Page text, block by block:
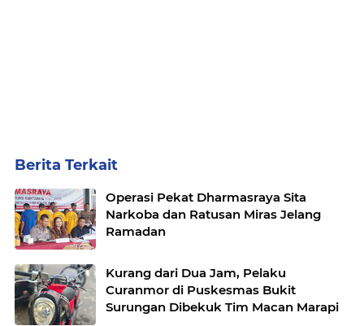
Berita Terkait
Operasi Pekat Dharmasraya Sita
Narkoba dan Ratusan Miras Jelang
Ramadan
Kurang dari Dua Jam, Pelaku
Curanmor di Puskesmas Bukit
Surungan Dibekuk Tim Macan Marapi